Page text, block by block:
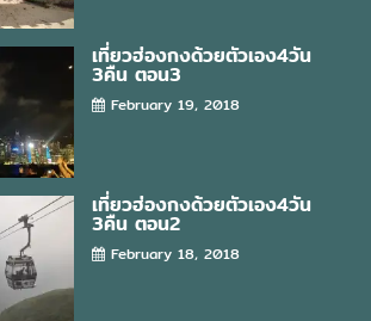
เที่ยวฮ่องกงด้วยตัวเอง4วัน
3คืน ตอน3
February 19, 2018
เที่ยวฮ่องกงด้วยตัวเอง4วัน
3คืน ตอน2
February 18, 2018